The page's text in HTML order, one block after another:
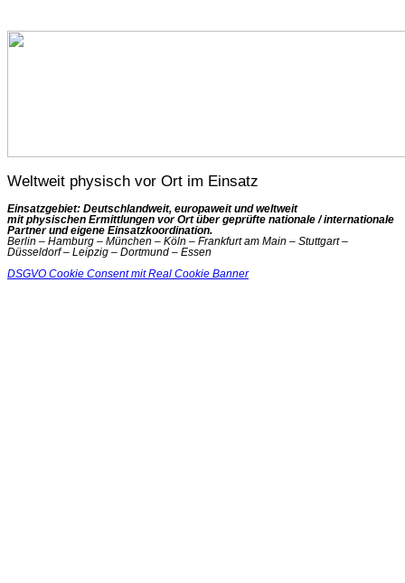
Weltweit physisch vor Ort im Einsatz
Einsatzgebiet: Deutschlandweit, europaweit und weltweit
mit physischen Ermittlungen vor Ort über geprüfte nationale / internationale
Partner und eigene Einsatzkoordination.
Berlin – Hamburg – München – Köln – Frankfurt am Main – Stuttgart –
Düsseldorf – Leipzig – Dortmund – Essen
DSGVO Cookie Consent mit Real Cookie Banner